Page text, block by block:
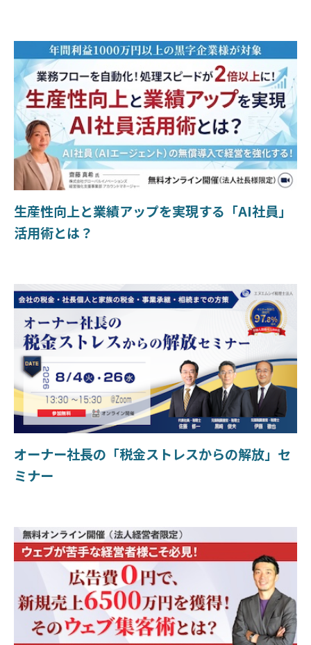
生産性向上と業績アップを実現する「AI社員」
活用術とは？
オーナー社長の「税金ストレスからの解放」セ
ミナー